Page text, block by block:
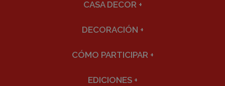
CASA DECOR +
DECORACIÓN +
CÓMO PARTICIPAR +
EDICIONES +